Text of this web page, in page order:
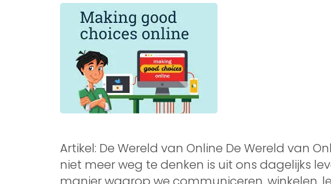
Artikel: De Wereld van Online De Wereld van
niet meer weg te denken is uit ons dagelijks